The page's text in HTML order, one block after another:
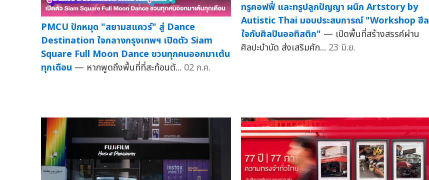
PMCU ปักหมุด "สยามสแควร์" สู่ Dance
Destination ใจกลางกรุงเทพฯ เปิดตัว Siam
Square Full Moon Dance ชวนทุกคนออกมาเต้น
ทุกเดือน — หากพูดถึงพื้นที่ที่สะท้อนตั... 02 ก.ค.
ทรูคอฟฟี่ และทรูปลูกปัญญา ผนึก Artstory by
Autistic Thai มอบประสบการณ์ "Workshop ฮีล
ใจกับศิลปินออทิสติก" — เปิดพื้นที่สร้างสรรค์ผ่าน
ศิลปะบำบัด ส่งเสริมศัก... 23 มิ.ย.